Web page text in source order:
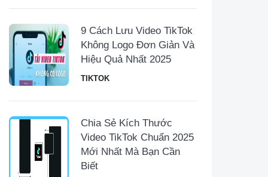
9 Cách Lưu Video TikTok
Không Logo Đơn Giản Và
Hiệu Quả Nhất 2025
TIKTOK
Chia Sẻ Kích Thước
Video TikTok Chuẩn 2025
Mới Nhất Mà Bạn Cần
Biết